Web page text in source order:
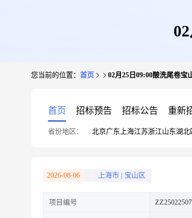
您当前的位置： 首页 02月25日09:00酸洗尾卷宝
首页 招标预告 招标公告 重新
省份地区： 北京广东 上海江苏浙江山东湖北
2026-08-06 上海市 宝山区
项目编号